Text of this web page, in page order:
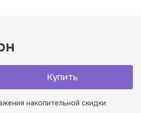
Купить
накопительной скидки